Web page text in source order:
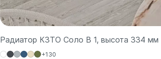
Радиатор КЗТО Соло В 1, высота 334 мм
+130